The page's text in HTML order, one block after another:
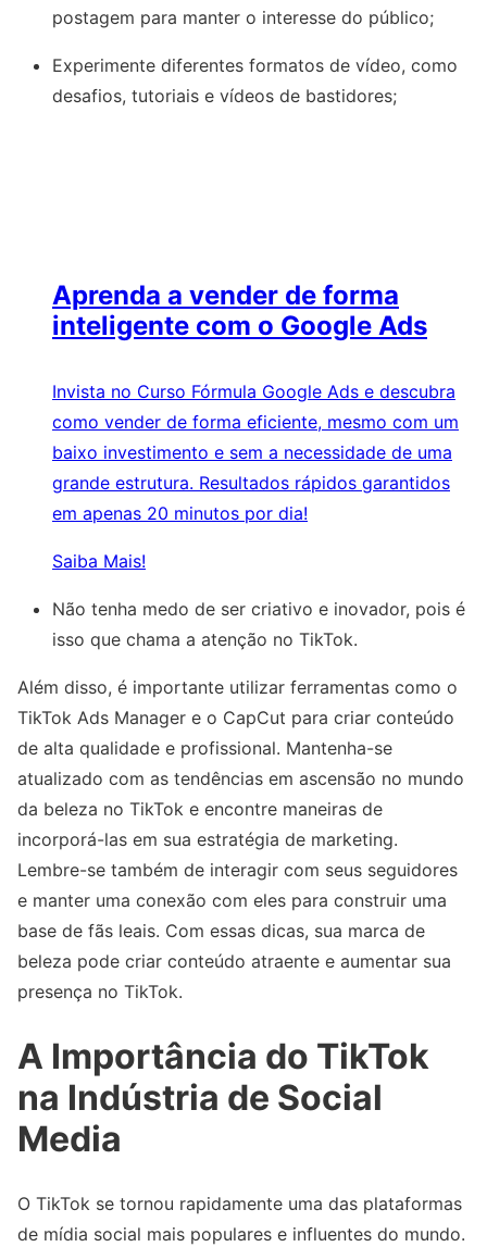
postagem para manter o interesse do público;
Experimente diferentes formatos de vídeo, como
desafios, tutoriais e vídeos de bastidores;
Aprenda a vender de forma
inteligente com o Google Ads
Invista no Curso Fórmula Google Ads e descubra
como vender de forma eficiente, mesmo com um
baixo investimento e sem a necessidade de uma
grande estrutura. Resultados rápidos garantidos
em apenas 20 minutos por dia!
Saiba Mais!
Não tenha medo de ser criativo e inovador, pois é
isso que chama a atenção no TikTok.
Além disso, é importante utilizar ferramentas como o
TikTok Ads Manager e o CapCut para criar conteúdo
de alta qualidade e profissional. Mantenha-se
atualizado com as tendências em ascensão no mundo
da beleza no TikTok e encontre maneiras de
incorporá-las em sua estratégia de marketing.
Lembre-se também de interagir com seus seguidores
e manter uma conexão com eles para construir uma
base de fãs leais. Com essas dicas, sua marca de
beleza pode criar conteúdo atraente e aumentar sua
presença no TikTok.
A Importância do TikTok
na Indústria de Social
Media
O TikTok se tornou rapidamente uma das plataformas
de mídia social mais populares e influentes do mundo.